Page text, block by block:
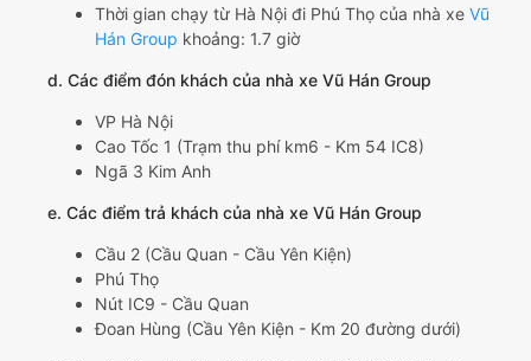
Thời gian chạy từ Hà Nội đi Phú Thọ của nhà xe Vũ
Hán Group khoảng: 1.7 giờ
d. Các điểm đón khách của nhà xe Vũ Hán Group
VP Hà Nội
Cao Tốc 1 (Trạm thu phí km6 - Km 54 IC8)
Ngã 3 Kim Anh
e. Các điểm trả khách của nhà xe Vũ Hán Group
Cầu 2 (Cầu Quan - Cầu Yên Kiện)
Phú Thọ
Nút IC9 - Cầu Quan
Đoan Hùng (Cầu Yên Kiện - Km 20 đường dưới)